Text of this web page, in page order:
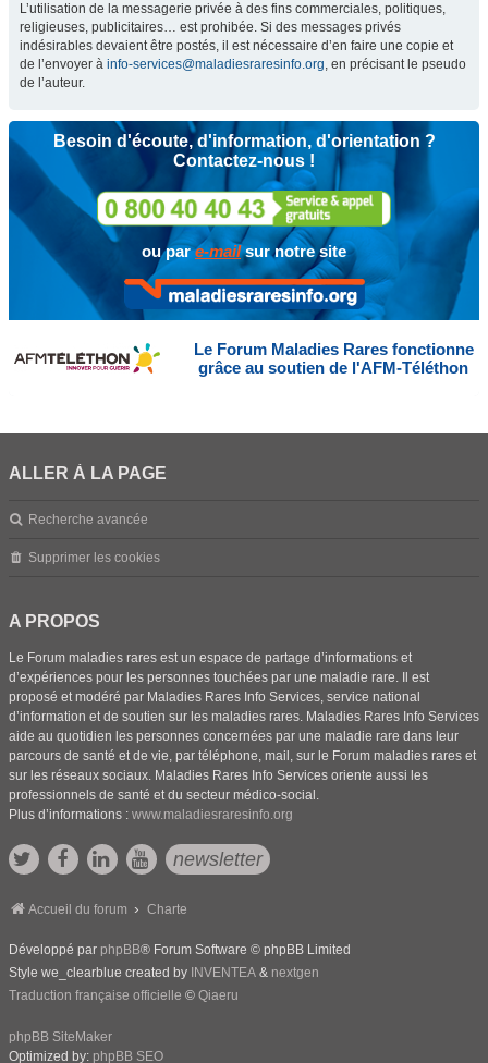
L’utilisation de la messagerie privée à des fins commerciales, politiques,
religieuses, publicitaires… est prohibée. Si des messages privés
indésirables devaient être postés, il est nécessaire d’en faire une copie et
de l’envoyer à info-services@maladiesraresinfo.org, en précisant le pseudo
de l’auteur.
Besoin d'écoute, d'information, d'orientation ?
Contactez-nous !
ou pare-mailsur notre site
Le Forum Maladies Rares fonctionne
grâce au soutien de l'AFM-Téléthon
ALLER À LA PAGE
Recherche avancée
Supprimer les cookies
A PROPOS
Le Forum maladies rares est un espace de partage d’informations et
d’expériences pour les personnes touchées par une maladie rare. Il est
proposé et modéré par Maladies Rares Info Services, service national
d’information et de soutien sur les maladies rares. Maladies Rares Info Services
aide au quotidien les personnes concernées par une maladie rare dans leur
parcours de santé et de vie, par téléphone, mail, sur le Forum maladies rares et
sur les réseaux sociaux. Maladies Rares Info Services oriente aussi les
professionnels de santé et du secteur médico-social.
Plus d’informations : www.maladiesraresinfo.org
newsletter
Accueil du forum Charte
Développé par phpBB® Forum Software © phpBB Limited
Style we_clearblue created by INVENTEA & nextgen
Traduction française officielle © Qiaeru
phpBB SiteMaker
Optimized by: phpBB SEO